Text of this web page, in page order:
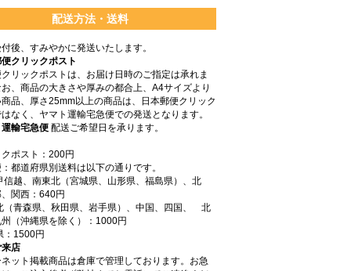
配送方法・送料
後、すみやかに発送いたします。
クリックポスト
リックポストは、お届け日時のご指定は承れま
、商品の大きさや厚みの都合上、A4サイズより
品、厚さ25mm以上の商品は、日本郵便クリック
なく、ヤマト運輸宅急便での発送となります。
輸宅急便 配送ご希望日を承ります。
ポスト：200円
都道府県別送料は以下の通りです。
信越、南東北（宮城県、山形県、福島県）、北
関西：640円
（青森県、秋田県、岩手県）、中国、四国、 北
（沖縄県を除く）：1000円
：1500円
店
ット掲載商品は倉庫で管理しております。お急